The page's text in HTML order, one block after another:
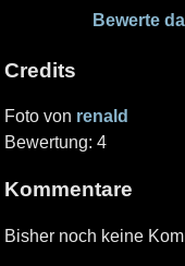
Bewerte
Credits
Foto von renald
Bewertung: 4
Kommentare
Bisher noch keine